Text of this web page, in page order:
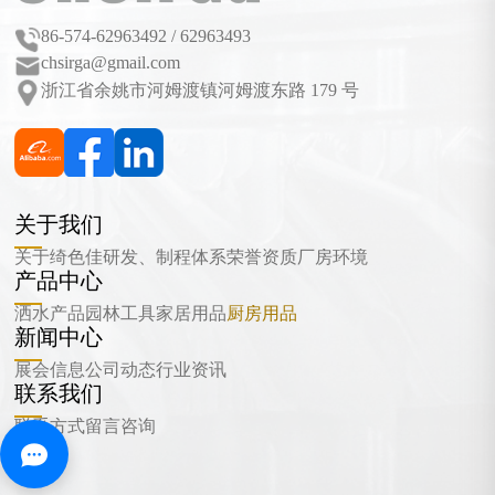
86-574-62963492 / 62963493
chsirga@gmail.com
浙江省余姚市河姆渡镇河姆渡东路 179 号
关于我们
关于绮色佳研发、制程体系荣誉资质厂房环境
产品中心
洒水产品园林工具家居用品厨房用品
新闻中心
展会信息公司动态行业资讯
联系我们
联系方式留言咨询